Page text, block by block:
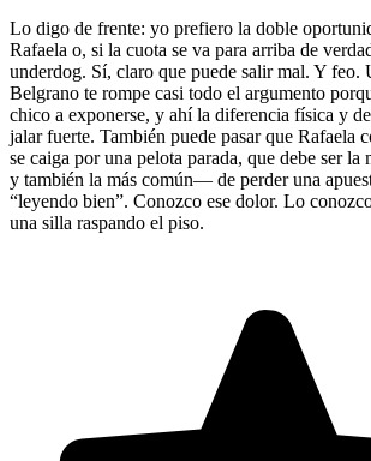
Lo digo de frente: yo prefiero la doble
Rafaela o, si la cuota se va para arriba de
underdog. Sí, claro que puede salir mal. Y feo.
Belgrano te rompe casi todo el argumento
chico a exponerse, y ahí la diferencia física y
jalar fuerte. También puede pasar que Rafaela
se caiga por una pelota parada, que debe ser
y también la más común— de perder una
“leyendo bien”. Conozco ese dolor. Lo
una silla raspando el piso.